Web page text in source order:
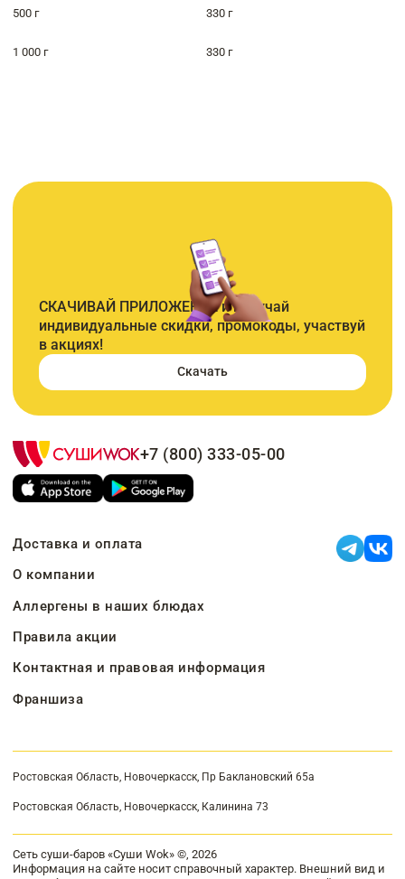
500 г 330 г
1 000 г 330 г
СКАЧИВАЙ ПРИЛОЖЕНИЕ и получай
индивидуальные скидки, промокоды, участвуй
в акциях!
Скачать
+7 (800) 333-05-00
Доставка и оплата
О компании
Аллергены в наших блюдах
Правила акции
Контактная и правовая информация
Франшиза
Ростовская Область, Новочеркасск, Пр Баклановский 65а
Ростовская Область, Новочеркасск, Калинина 73
Сеть суши-баров «Суши Wok» ©, 2026
Информация на сайте носит справочный характер. Внешний вид и